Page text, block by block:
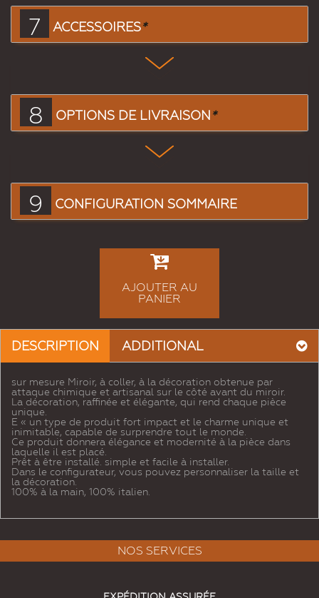
7 ACCESSOIRES*
8 OPTIONS DE LIVRAISON*
9 CONFIGURATION SOMMAIRE
AJOUTER AU
PANIER
DESCRIPTION ADDITIONAL
sur mesure Miroir, à coller, à la décoration obtenue par
attaque chimique et artisanal sur le côté avant du miroir.
La décoration, raffinée et élégante, qui rend chaque pièce
unique.
E « un type de produit fort impact et le charme unique et
inimitable, capable de surprendre tout le monde.
Ce produit donnera élégance et modernité à la pièce dans
laquelle il est placé.
Prêt à être installé. simple et facile à installer.
Dans le configurateur, vous pouvez personnaliser la taille et
la décoration.
100% à la main, 100% italien.
NOS SERVICES